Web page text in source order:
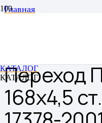
КАТАЛОГ
КАТАЛОГ
Главная
Переход
168х4,5